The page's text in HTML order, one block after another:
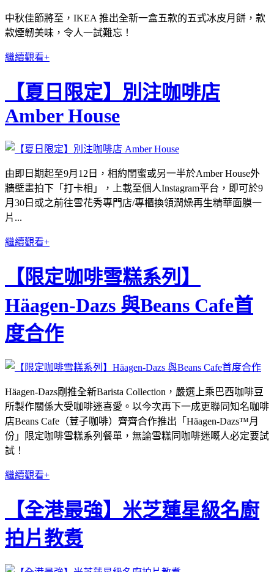
中秋佳節將至，IKEA 推出全新一盒五款的五式冰皮月餅，款
款煙韌美味，令人一試難忘！
繼續觀看+
【夏日限定】別注咖啡店
Amber House
由即日期起至9月12日，相約閨蜜或另一半於Amber House外
牆壁畫拍下「打卡相」，上載至個人Instagram平台，即可於9
月30日或之前往雪花秀專門店/專櫃換領潤燥再生精華面膜一
片...
繼續觀看+
【限定咖啡雪糕系列】
Häagen-Dazs 與Beans Cafe首
度合作
Häagen-Dazs剛推全新Barista Collection，嚴選上乘巴西咖啡豆
所製作關係大受咖啡迷喜愛。以今次再下一成更聯同知名咖啡
店Beans Cafe（荳子咖啡）齊齊合作推出「Häagen-Dazs™月
份」限定咖啡雪糕系列餐單，無論雪糕同咖啡迷嘅人必定要試
試！
繼續觀看+
【全港最強】米芝蓮星級名廚
拍片教煑